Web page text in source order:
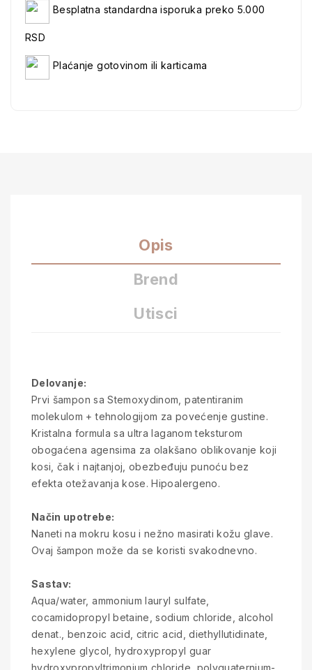
Besplatna standardna isporuka preko 5.000
RSD
Plaćanje gotovinom ili karticama
Opis
Brend
Utisci
Delovanje:
Prvi šampon sa Stemoxydinom, patentiranim
molekulom + tehnologijom za povećenje gustine.
Kristalna formula sa ultra laganom teksturom
obogaćena agensima za olakšano oblikovanje koji
kosi, čak i najtanjoj, obezbeđuju punoću bez
efekta otežavanja kose. Hipoalergeno.
Način upotrebe:
Naneti na mokru kosu i nežno masirati kožu glave.
Ovaj šampon može da se koristi svakodnevno.
Sastav:
Aqua/water, ammonium lauryl sulfate,
cocamidopropyl betaine, sodium chloride, alcohol
denat., benzoic acid, citric acid, diethyllutidinate,
hexylene glycol, hydroxypropyl guar
hydroxypropyltrimonium chloride, polyquaternium-